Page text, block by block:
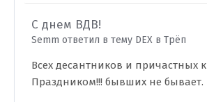
С днем ВДВ!
Semm ответил в тему DEX в Трёп
Всех десантников и причастных
Праздником!!! бывших не бывает.